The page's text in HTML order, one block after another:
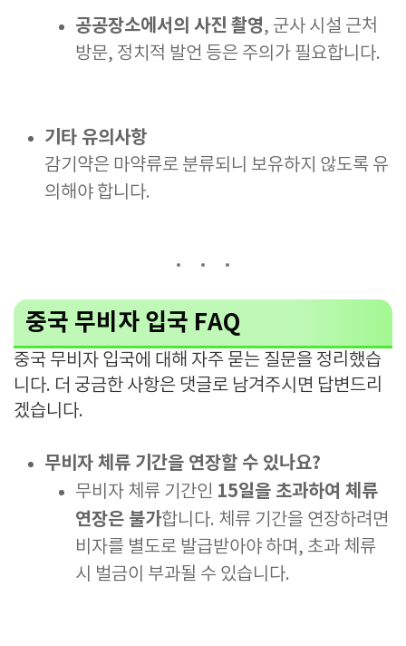
공공장소에서의 사진 촬영, 군사 시설 근처
방문, 정치적 발언 등은 주의가 필요합니다.
기타 유의사항
감기약은 마약류로 분류되니 보유하지 않도록 유
의해야 합니다.
중국 무비자 입국 FAQ
중국 무비자 입국에 대해 자주 묻는 질문을 정리했습
니다. 더 궁금한 사항은 댓글로 남겨주시면 답변드리
겠습니다.
무비자 체류 기간을 연장할 수 있나요?
무비자 체류 기간인 15일을 초과하여 체류
연장은 불가합니다. 체류 기간을 연장하려면
비자를 별도로 발급받아야 하며, 초과 체류
시 벌금이 부과될 수 있습니다.